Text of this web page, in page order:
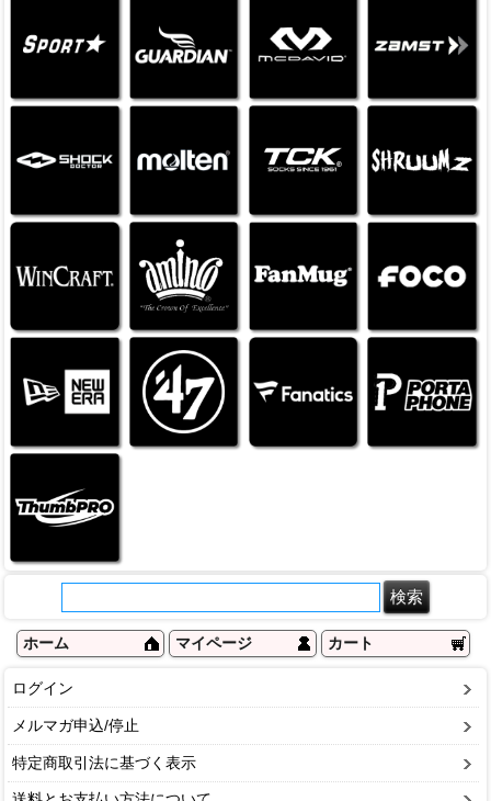
ホーム マイページ カート
ログイン
メルマガ申込/停止
特定商取引法に基づく表示